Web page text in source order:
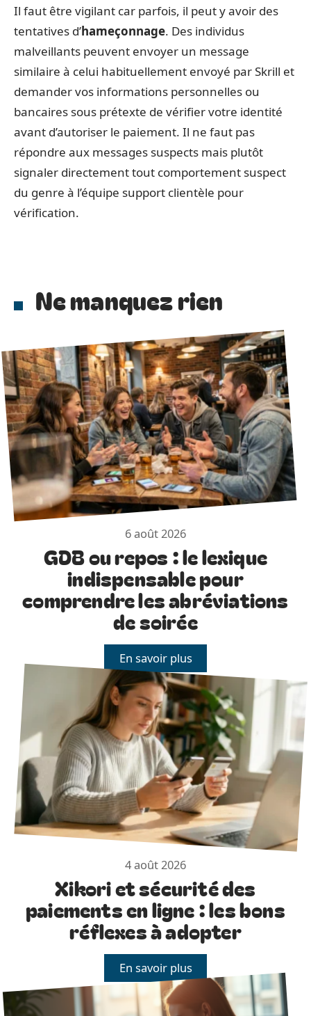
Il faut être vigilant car parfois, il peut y avoir des
tentatives d’hameçonnage. Des individus
malveillants peuvent envoyer un message
similaire à celui habituellement envoyé par Skrill et
demander vos informations personnelles ou
bancaires sous prétexte de vérifier votre identité
avant d’autoriser le paiement. Il ne faut pas
répondre aux messages suspects mais plutôt
signaler directement tout comportement suspect
du genre à l’équipe support clientèle pour
vérification.
Ne manquez rien
6 août 2026
GDB ou repos : le lexique
indispensable pour
comprendre les abréviations
de soirée
En savoir plus
4 août 2026
Xikori et sécurité des
paiements en ligne : les bons
réflexes à adopter
En savoir plus